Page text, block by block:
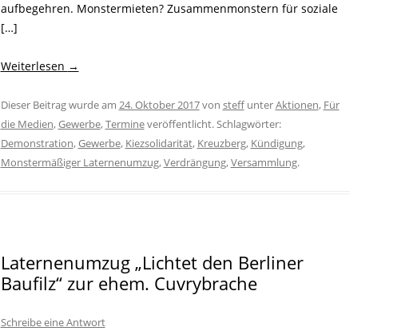
aufbegehren. Monstermieten? Zusammenmonstern für soziale
[…]
Weiterlesen →
Dieser Beitrag wurde am 24. Oktober 2017von steffunterAktionen, Für
die Medien,Gewerbe,Termineveröffentlicht. Schlagwörter:
Demonstration,Gewerbe, Kiezsolidarität, Kreuzberg, Kündigung,
Monstermäßiger Laternenumzug,Verdrängung,Versammlung.
Laternenumzug „Lichtet den Berliner
Baufilz“ zur ehem. Cuvrybrache
Schreibe eine Antwort